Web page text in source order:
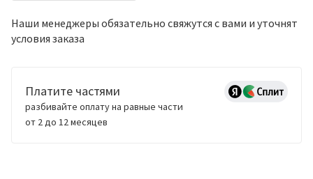
Наши менеджеры обязательно свяжутся с вами и уточнят
условия заказа
Платите частями
разбивайте оплату на равные части
от 2 до 12 месяцев